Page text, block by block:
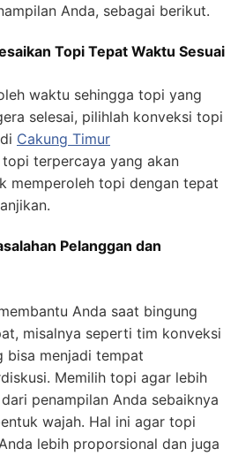
Anda, sebagai berikut.
Topi Tepat Waktu Sesuai
waktu sehingga topi yang
selesai, pilihlah konveksi topi
Cakung Timur
terpercaya yang akan
memperoleh topi dengan tepat
Pelanggan dan
Anda saat bingung
misalnya seperti tim konveksi
bisa menjadi tempat
Memilih topi agar lebih
penampilan Anda sebaiknya
wajah. Hal ini agar topi
lebih proporsional dan juga